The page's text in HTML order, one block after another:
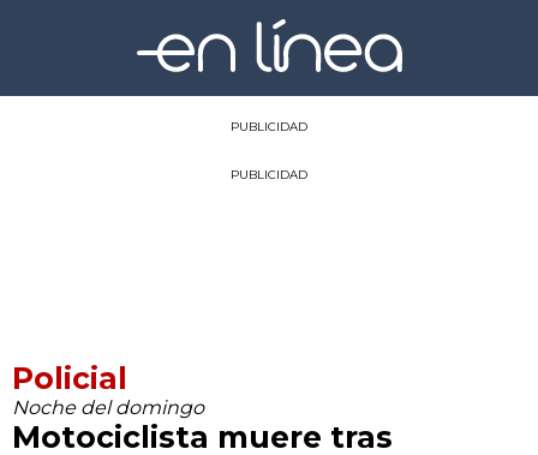
PUBLICIDAD
PUBLICIDAD
Policial
Noche del domingo
Motociclista muere tras